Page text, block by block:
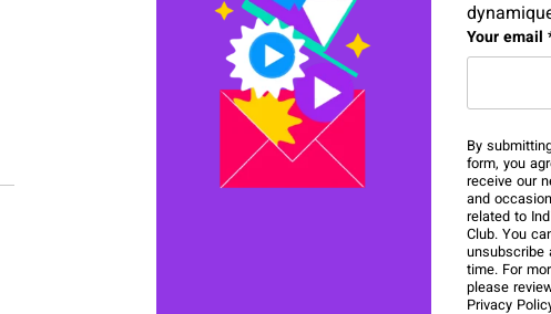
Comments
Your email
By
form, you
receive our
and
related to
Club. You
unsubscribe
time. For
please
Privacy